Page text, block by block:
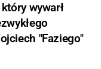
wywarł
"Faziego"